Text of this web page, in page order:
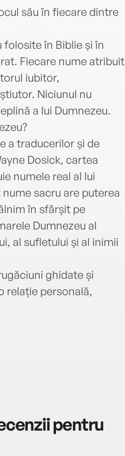
său în fiecare dintre
folosite în Biblie și în
Fiecare nume atribuit
iubitor,
Niciunul nu
a lui Dumnezeu.
a traducerilor și de
Dosick, cartea
numele real al lui
sacru are puterea
în sfârșit pe
Dumnezeu al
al sufletului și al inimii
ghidate și
relație personală,
pentru